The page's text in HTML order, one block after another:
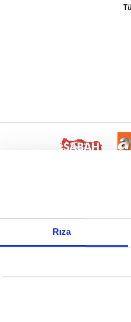
Rıza
Reddet